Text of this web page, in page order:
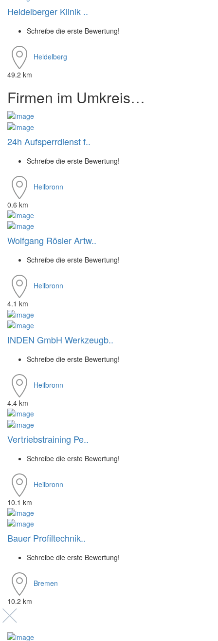
Heidelberger Klinik ..
Schreibe die erste Bewertung!
Heidelberg
49.2 km
Firmen im Umkreis…
24h Aufsperrdienst f..
Schreibe die erste Bewertung!
Heilbronn
0.6 km
Wolfgang Rösler Artw..
Schreibe die erste Bewertung!
Heilbronn
4.1 km
INDEN GmbH Werkzeugb..
Schreibe die erste Bewertung!
Heilbronn
4.4 km
Vertriebstraining Pe..
Schreibe die erste Bewertung!
Heilbronn
10.1 km
Bauer Profiltechnik..
Schreibe die erste Bewertung!
Bremen
10.2 km